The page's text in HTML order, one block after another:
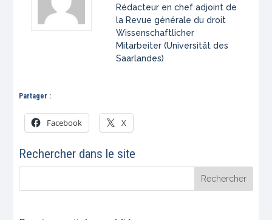
Rédacteur en chef adjoint de
la Revue générale du droit
Wissenschaftlicher
Mitarbeiter (Universität des
Saarlandes)
Partager :
Facebook X
Rechercher dans le site